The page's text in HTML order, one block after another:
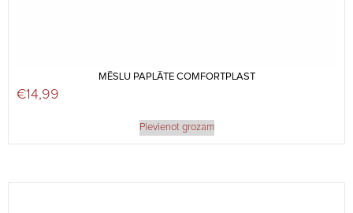
MĒSLU PAPLĀTE COMFORTPLAST
€14,99
Pievienot grozam